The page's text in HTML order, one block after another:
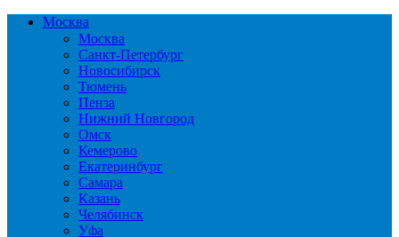
Москва
Москва
Санкт-Петербург
Новосибирск
Тюмень
Пенза
Нижний Новгород
Омск
Кемерово
Екатеринбург
Самара
Казань
Челябинск
Уфа